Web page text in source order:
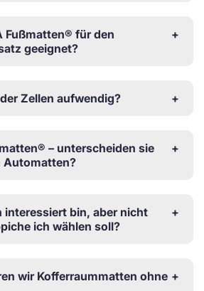
Fußmatten® für den
geeignet?
Zellen aufwendig?
– unterscheiden sie
Automatten?
interessiert bin, aber nicht
ich wählen soll?
wir Kofferraummatten ohne